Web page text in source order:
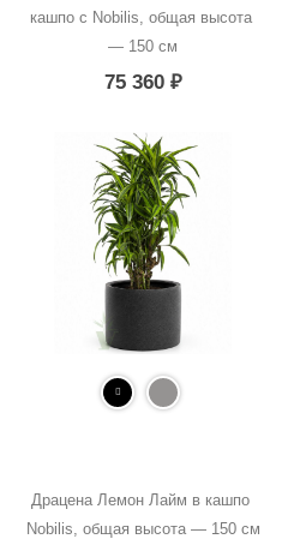
кашпо с Nobilis, общая высота
— 150 см
75 360 ₽
Драцена Лемон Лайм в кашпо
Nobilis, общая высота — 150 см